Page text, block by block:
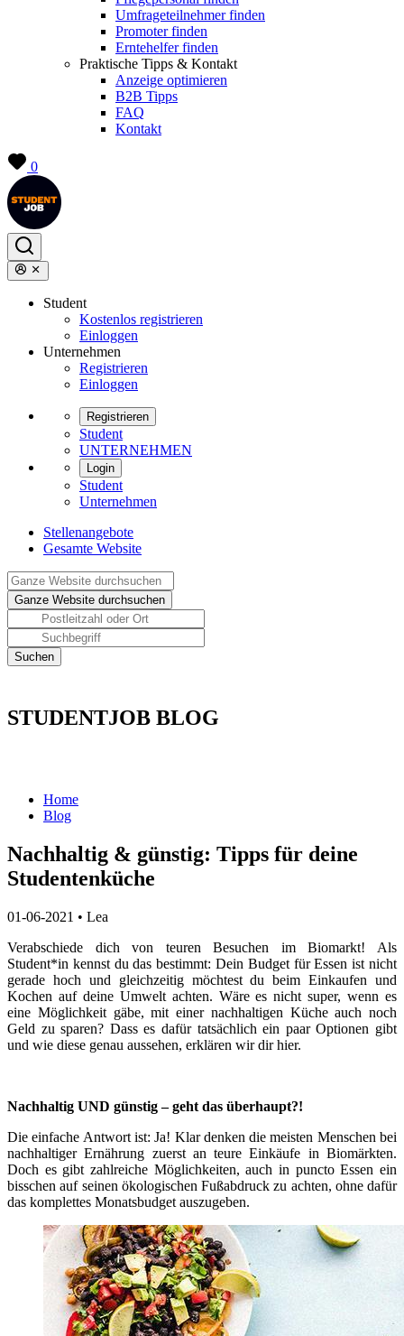
Umfrageteilnehmer finden
Promoter finden
Erntehelfer finden
Praktische Tipps & Kontakt
Anzeige optimieren
B2B Tipps
FAQ
Kontakt
0
Student
Kostenlos registrieren
Einloggen
Unternehmen
Registrieren
Einloggen
Registrieren
Student
UNTERNEHMEN
Login
Student
Unternehmen
Stellenangebote
Gesamte Website
STUDENTJOB BLOG
Home
Blog
Nachhaltig & günstig: Tipps für deine
Studentenküche
01-06-2021 • Lea
Verabschiede dich von teuren Besuchen im Biomarkt! Als
Student*in kennst du das bestimmt: Dein Budget für Essen ist nicht
gerade hoch und gleichzeitig möchtest du beim Einkaufen und
Kochen auf deine Umwelt achten. Wäre es nicht super, wenn es
eine Möglichkeit gäbe, mit einer nachhaltigen Küche auch noch
Geld zu sparen? Dass es dafür tatsächlich ein paar Optionen gibt
und wie diese genau aussehen, erklären wir dir hier.
Nachhaltig UND günstig – geht das überhaupt?!
Die einfache Antwort ist: Ja! Klar denken die meisten Menschen bei
nachhaltiger Ernährung zuerst an teure Einkäufe in Biomärkten.
Doch es gibt zahlreiche Möglichkeiten, auch in puncto Essen ein
bisschen auf seinen ökologischen Fußabdruck zu achten, ohne dafür
das komplettes Monatsbudget auszugeben.